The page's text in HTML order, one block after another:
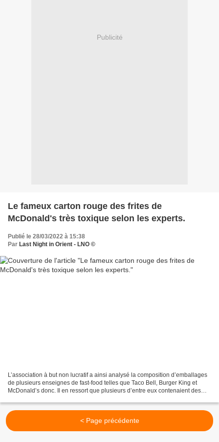
Publicité
Le fameux carton rouge des frites de
McDonald's très toxique selon les experts.
Publié le 28/03/2022 à 15:38
Par Last Night in Orient - LNO ©
L’association à but non lucratif a ainsi analysé la composition d’emballages
de plusieurs enseignes de fast-food telles que Taco Bell, Burger King et
McDonald’s donc. Il en ressort que plusieurs d’entre eux contenaient des
< Page précédente